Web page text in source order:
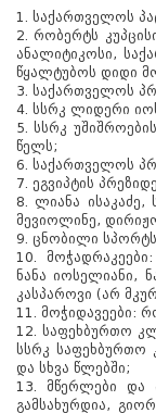
1. საქართველოს
2. რობერტს
ანალიტიკოსი,
წყალტუბოს დიდი
3. საქართველოს
4. სსრკ ლიდერი
5. სსრკ
წელს;
6. საქართველოს
7. ეგვიპტის
8. ლიანა
მევიოლინე,
9. ცნობილი
10.
ნანა იოსელიანი,
კასპაროვი (არ
11. მოჭიდავეები:
12. საფეხბურთო
სსრკ საფეხბურთო
და სხვა წლებში;
13. მწერლები და
გამსახურდია,